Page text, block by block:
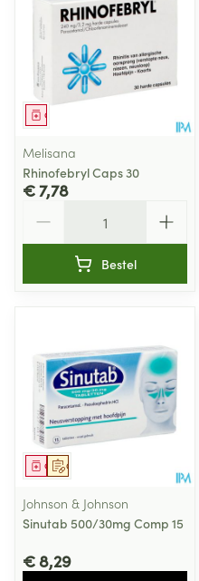
Geneesmiddel
Melisana
Rhinofebryl Caps 30
€ 7,78
Bestel
Op voorschrift
Geneesmiddel
Johnson & Johnson
Sinutab 500/30mg Comp 15
€ 8,29